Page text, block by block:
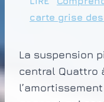
carte grise
La suspension
central Quattro